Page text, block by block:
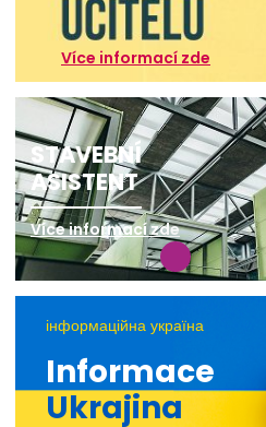
Více informací zde
STAVEBNÍ
ASISTENT
Více informací zde
інформаційна україна
Informace
Ukrajina